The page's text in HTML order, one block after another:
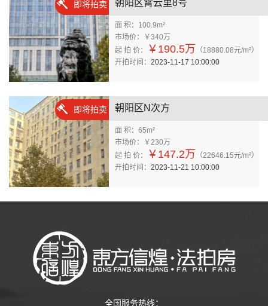
即将拍卖 朝阳区霄云里8号
面 积：100.9m²
市场价：￥340万
起 拍 价：
￥190.5万
（18880.08元/m²）
开拍时间：2023-11-17 10:00:00
即将拍卖 朝阳区N次方
面 积：65m²
市场价：￥230万
起 拍 价：
￥147.2万
（22646.15元/m²）
开拍时间：2023-11-21 10:00:00
全国服务热线：